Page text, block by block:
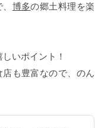
博多の郷土料理を楽
いポイント！
も豊富なので、のん